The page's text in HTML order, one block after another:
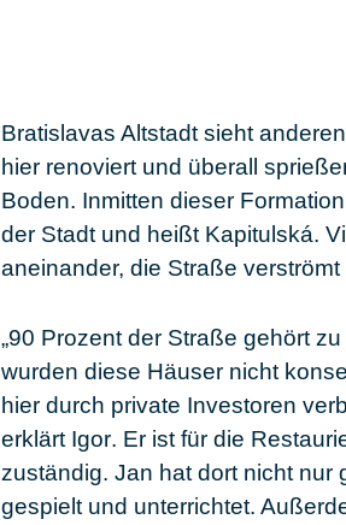
Bratislavas Altstadt sieht
hier renoviert und überall
Boden. Inmitten dieser
der Stadt und heißt Kapitulská.
aneinander, die Straße
„90 Prozent der Straße gehört
wurden diese Häuser nicht
hier durch private Investoren
erklärt Igor. Er ist für die
zuständig. Jan hat dort nicht
gespielt und unterrichtet.